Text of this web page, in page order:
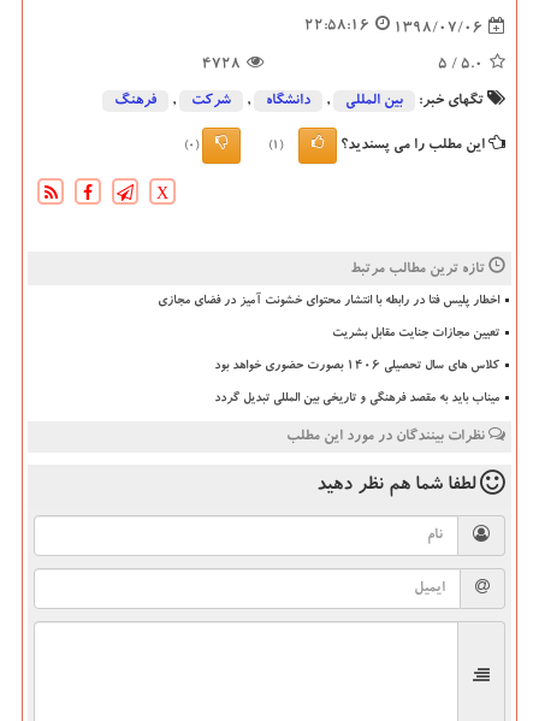
1398/07/06
22:58:16
5.0
/ 5
4728
تگهای خبر: بین المللی , دانشگاه‌ , شركت , فرهنگ
این مطلب را می پسندید؟ (1)
(0)
X
تازه ترین مطالب مرتبط
اخطار پلیس فتا در رابطه با انتشار محتوای خشونت آمیز در فضای مجازی
تعیین مجازات جنایت مقابل بشریت
کلاس های سال تحصیلی ۱۴۰۶ بصورت حضوری خواهد بود
میناب باید به مقصد فرهنگی و تاریخی بین المللی تبدیل گردد
نظرات بینندگان در مورد این مطلب
لطفا شما هم نظر دهید